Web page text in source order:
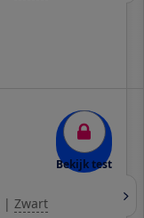
Bekijk test
| Zwart